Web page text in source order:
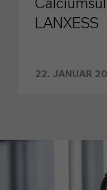
LANXESS
22. JANUAR